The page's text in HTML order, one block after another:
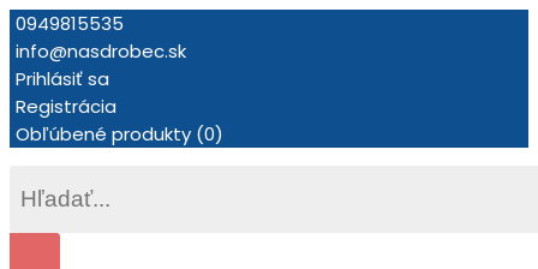
0949815535
info@nasdrobec.sk
Prihlásiť sa
Registrácia
Obľúbené produkty (0)